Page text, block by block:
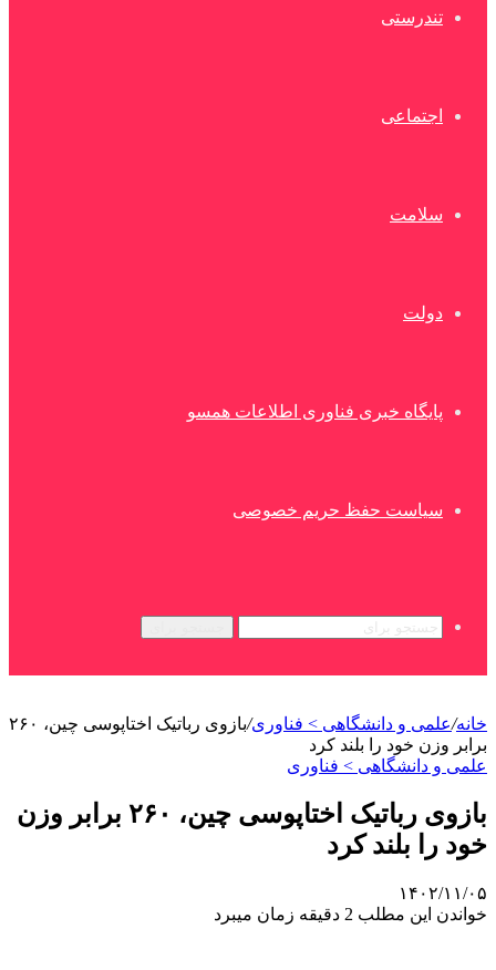
تندرستی
اجتماعی
سلامت
دولت
پایگاه خبری فناوری اطلاعات همسو
سیاست حفظ حریم خصوصی
خانه/علمی‌ و دانشگاهی > فناوری/
بازوی رباتیک اختاپوسی چین، ۲۶۰
برابر وزن خود را بلند کرد
علمی‌ و دانشگاهی > فناوری
بازوی رباتیک اختاپوسی چین، ۲۶۰ برابر وزن
خود را بلند کرد
۱۴۰۲/۱۱/۰۵
خواندن این مطلب 2 دقیقه زمان میبرد